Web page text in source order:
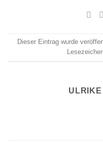
Dieser Eintrag wurde
ULRIKE